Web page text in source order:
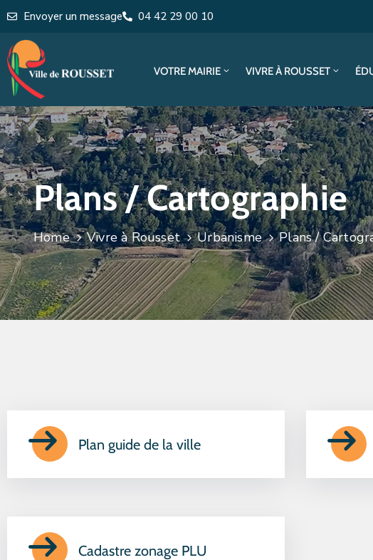
Envoyer un message 04 42 29 00 10
VOTRE MAIRIE VIVRE À ROUSSET
Plans / Cartographie
Home Vivre à Rousset Urbanisme Plans /
Plan guide de la ville
Cadastre zonage PLU